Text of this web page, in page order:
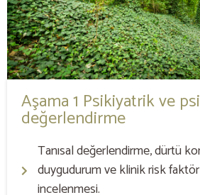
Aşama 1 Psikiyatrik ve
değerlendirme
Tanısal değerlendirme, dürtü
duygudurum ve klinik risk
incelenmesi.